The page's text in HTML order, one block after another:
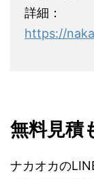
詳細：
https://
無料見積
ナカオカの